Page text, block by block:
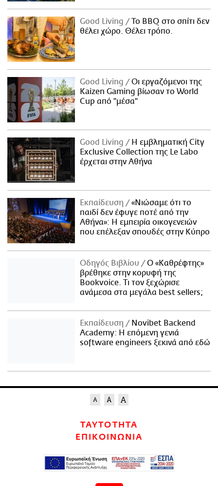
Good Living
Το BBQ στο σπίτι δεν
θέλει χώρο. Θέλει τρόπο.
Good Living
Οι εργαζόμενοι της
Kaizen Gaming βίωσαν το World
Cup από "μέσα"
Good Living
Η εμβληματική City
Exclusive Collection της Le Labo
έρχεται στην Αθήνα
Εκπαίδευση
«Νιώσαμε ότι το
παιδί δεν έφυγε ποτέ από την
Αθήνα»: Η εμπειρία οικογενειών
που επέλεξαν σπουδές στην Κύπρο
Οδηγός Βιβλίου
Ο «Καθρέφτης»
βρέθηκε στην κορυφή της
Bookvoice. Τι τον ξεχώρισε
ανάμεσα στα μεγάλα best sellers;
Εκπαίδευση
Novibet Backend
Academy: Η επόμενη γενιά
software engineers ξεκινά από εδώ
ΤΑΥΤΟΤΗΤΑ
ΕΠΙΚΟΙΝΩΝΙΑ